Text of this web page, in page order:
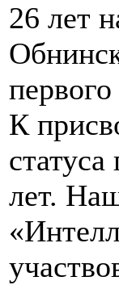
26 лет
К
лет.